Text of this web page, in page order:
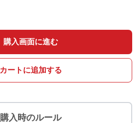
購入画面に進む
カートに追加する
購入時のルール